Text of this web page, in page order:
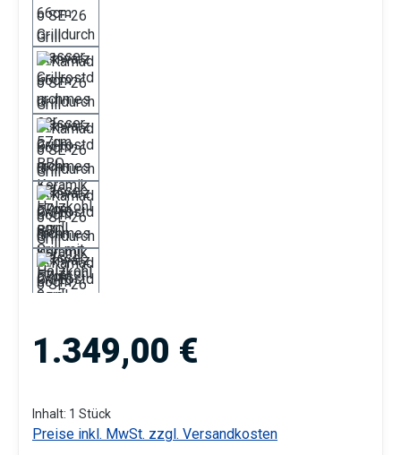
Regulärer Preis:
1.349,00 €
Inhalt: 1 Stück
Preise inkl. MwSt. zzgl. Versandkosten